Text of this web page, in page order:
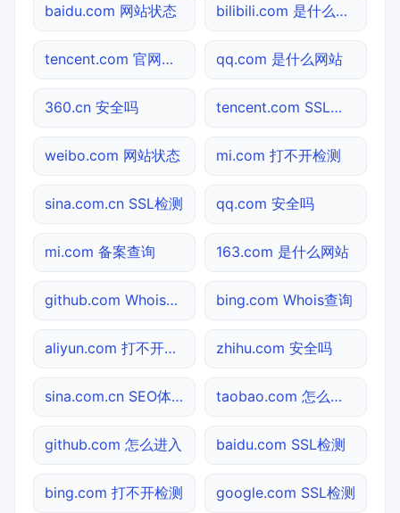
baidu.com 网站状态 bilibili.com 是什么网站
tencent.com 官网入口 qq.com 是什么网站
360.cn 安全吗 tencent.com SSL检测
weibo.com 网站状态 mi.com 打不开检测
sina.com.cn SSL检测 qq.com 安全吗
mi.com 备案查询 163.com 是什么网站
github.com Whois查询 bing.com Whois查询
aliyun.com 打不开检测 zhihu.com 安全吗
sina.com.cn SEO体检 taobao.com 怎么进入
github.com 怎么进入 baidu.com SSL检测
bing.com 打不开检测 google.com SSL检测